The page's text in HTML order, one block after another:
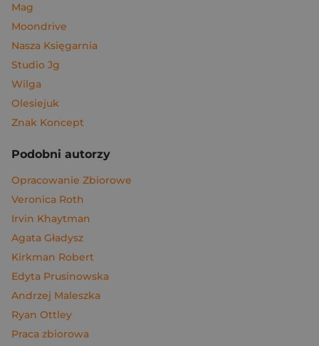
Mag
Moondrive
Nasza Księgarnia
Studio Jg
Wilga
Olesiejuk
Znak Koncept
Podobni autorzy
Opracowanie Zbiorowe
Veronica Roth
Irvin Khaytman
Agata Gładysz
Kirkman Robert
Edyta Prusinowska
Andrzej Maleszka
Ryan Ottley
Praca zbiorowa